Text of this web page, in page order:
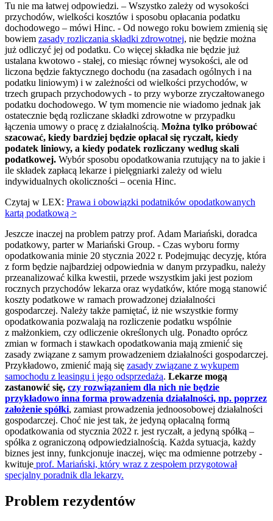
Tu nie ma łatwej odpowiedzi. – Wszystko zależy od wysokości
przychodów, wielkości kosztów i sposobu opłacania podatku
dochodowego – mówi Hinc. - Od nowego roku bowiem zmienią się
bowiem zasady rozliczania składki zdrowotnej, nie będzie można
już odliczyć jej od podatku. Co więcej składka nie będzie już
ustalana kwotowo - stałej, co miesiąc równej wysokości, ale od
liczona będzie faktycznego dochodu (na zasadach ogólnych i na
podatku liniowym) i w zależności od wielkości przychodów, w
trzech grupach przychodowych - to przy wyborze zryczałtowanego
podatku dochodowego. W tym momencie nie wiadomo jednak jak
ostatecznie będą rozliczane składki zdrowotne w przypadku
łączenia umowy o pracę z działalnością. Można tylko próbować
szacować, kiedy bardziej będzie opłacał się ryczałt, kiedy
podatek liniowy, a kiedy podatek rozliczany według skali
podatkowej. Wybór sposobu opodatkowania rzutujący na to jakie i
ile składek zapłacą lekarze i pielęgniarki zależy od wielu
indywidualnych okoliczności – ocenia Hinc.
Czytaj w LEX: Prawa i obowiązki podatników opodatkowanych
kartą podatkową >
Jeszcze inaczej na problem patrzy prof. Adam Mariański, doradca
podatkowy, parter w Mariański Group. - Czas wyboru formy
opodatkowania minie 20 stycznia 2022 r. Podejmując decyzję, która
z form będzie najbardziej odpowiednia w danym przypadku, należy
przeanalizować kilka kwestii, przede wszystkim jaki jest poziom
rocznych przychodów lekarza oraz wydatków, które mogą stanowić
koszty podatkowe w ramach prowadzonej działalności
gospodarczej. Należy także pamiętać, iż nie wszystkie formy
opodatkowania pozwalają na rozliczenie podatku wspólnie
z małżonkiem, czy odliczenie określonych ulg. Ponadto oprócz
zmian w formach i stawkach opodatkowania mają zmienić się
zasady związane z samym prowadzeniem działalności gospodarczej.
Przykładowo, zmienić mają się zasady związane z wykupem
samochodu z leasingu i jego odsprzedażą. Lekarze mogą
zastanowić się, czy rozwiązaniem dla nich nie będzie
przykładowo inna forma prowadzenia działalności, np. poprzez
założenie spółki, zamiast prowadzenia jednoosobowej działalności
gospodarczej. Choć nie jest tak, że jedyną opłacalną formą
opodatkowania od stycznia 2022 r. jest ryczałt, a jedyną spółką –
spółka z ograniczoną odpowiedzialnością. Każda sytuacja, każdy
biznes jest inny, funkcjonuje inaczej, więc ma odmienne potrzeby -
kwituje prof. Mariański, który wraz z zespołem przygotował
specjalny poradnik dla lekarzy.
Problem rezydentów